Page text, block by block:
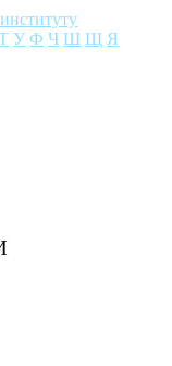
У Ф Ч Ш Щ Я